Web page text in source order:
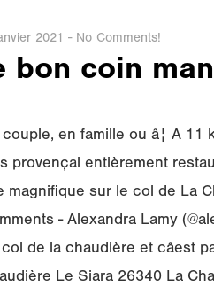
2021 - No Comments!
bon coin
couple, en famille ou â¦ A
provençal entièrement
magnifique sur le col de La
- Alexandra Lamy
de la chaudière et câest
Le Siara 26340 La